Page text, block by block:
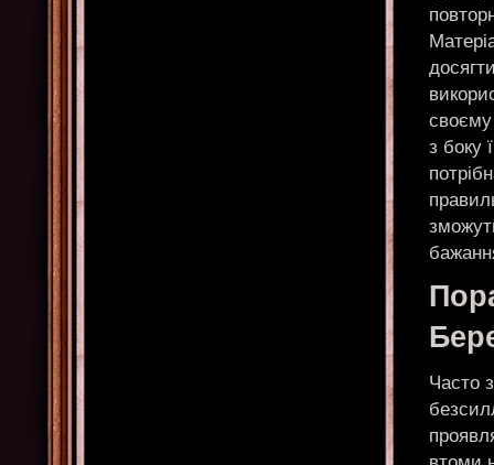
своєму
з боку
Часто